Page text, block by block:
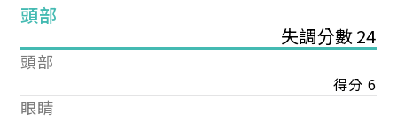
頭部
失調分數 24
頭部
得分 6
眼睛